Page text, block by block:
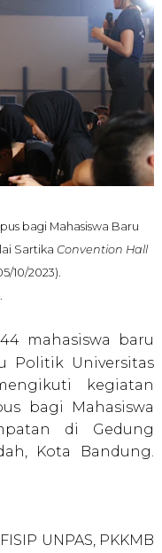
bagi Mahasiswa Baru
Sartika Convention Hall
10/2023).
mahasiswa baru
Politik Universitas
kegiatan
bagi Mahasiswa
di Gedung
Kota Bandung.
UNPAS, PKKMB